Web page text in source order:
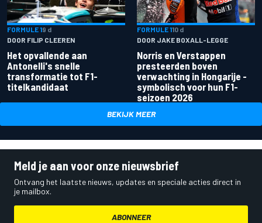
FORMULE 19 d
DOOR FILIP CLEEREN
Het opvallende aan
Antonelli's snelle
transformatie tot F1-
titelkandidaat
FORMULE 110 d
DOOR JAKE BOXALL-LEGGE
Norris en Verstappen
presteerden boven
verwachting in Hongarije -
symbolisch voor hun F1-
seizoen 2026
BEKIJK MEER
Meld je aan voor onze nieuwsbrief
Ontvang het laatste nieuws, updates en speciale acties direct in
je mailbox.
ABONNEER